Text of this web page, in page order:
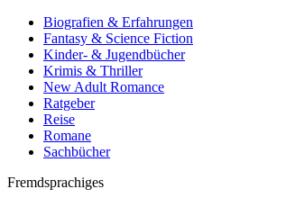
Biografien & Erfahrungen
Fantasy & Science Fiction
Kinder- & Jugendbücher
Krimis & Thriller
New Adult Romance
Ratgeber
Reise
Romane
Sachbücher
Fremdsprachiges